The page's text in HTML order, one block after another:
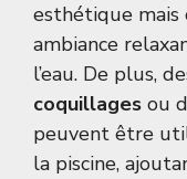
esthétique
ambiance
l’eau. De plus,
coquillages ou
peuvent être
la piscine,